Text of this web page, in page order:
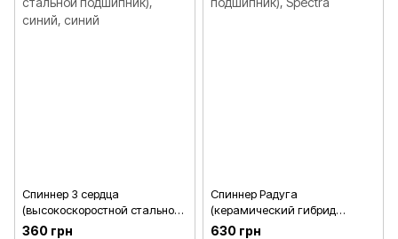
Спиннер 3 сердца
(высокоскоростной стальной
подшипник)
360 грн
Спиннер Радуга
(керамический гибрид
подшипник)
630 грн